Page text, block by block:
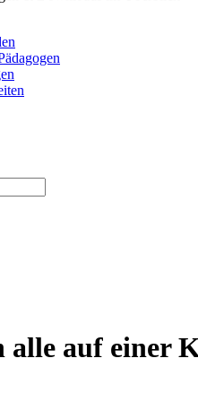
alle auf einer